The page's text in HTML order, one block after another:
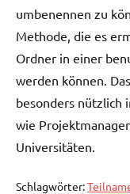
umbenennen zu
Methode, die es
Ordner in einer
werden können.
besonders nützlich
wie
Universitäten.
Schlagwörter: